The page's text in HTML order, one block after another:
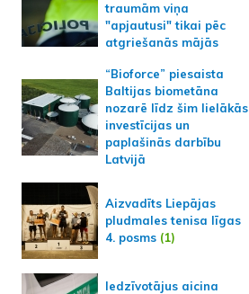
traumām viņa
"apjautusi" tikai pēc
atgriešanās mājās
“Bioforce” piesaista
Baltijas biometāna
nozarē līdz šim lielākās
investīcijas un
paplašinās darbību
Latvijā
Aizvadīts Liepājas
pludmales tenisa līgas
4. posms (1)
Iedzīvotājus aicina